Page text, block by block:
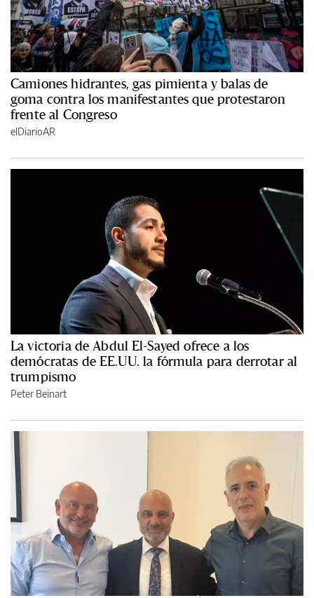
Camiones hidrantes, gas pimienta y balas de
goma contra los manifestantes que protestaron
frente al Congreso
elDiarioAR
La victoria de Abdul El-Sayed ofrece a los
demócratas de EE.UU. la fórmula para derrotar al
trumpismo
Peter Beinart